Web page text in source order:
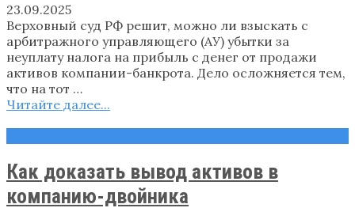
23.09.2025
Верховный суд РФ решит, можно ли взыскать с
арбитражного управляющего (АУ) убытки за
неуплату налога на прибыль с денег от продажи
активов компании-банкрота. Дело осложняется тем,
что на тот …
Читайте далее...
Как доказать вывод активов в
компанию-двойника